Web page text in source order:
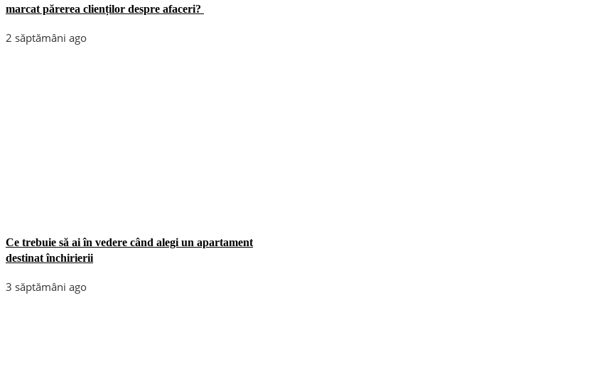
marcat părerea clienților despre afaceri?
2 săptămâni ago
Ce trebuie să ai în vedere când alegi un apartament
destinat închirierii
3 săptămâni ago